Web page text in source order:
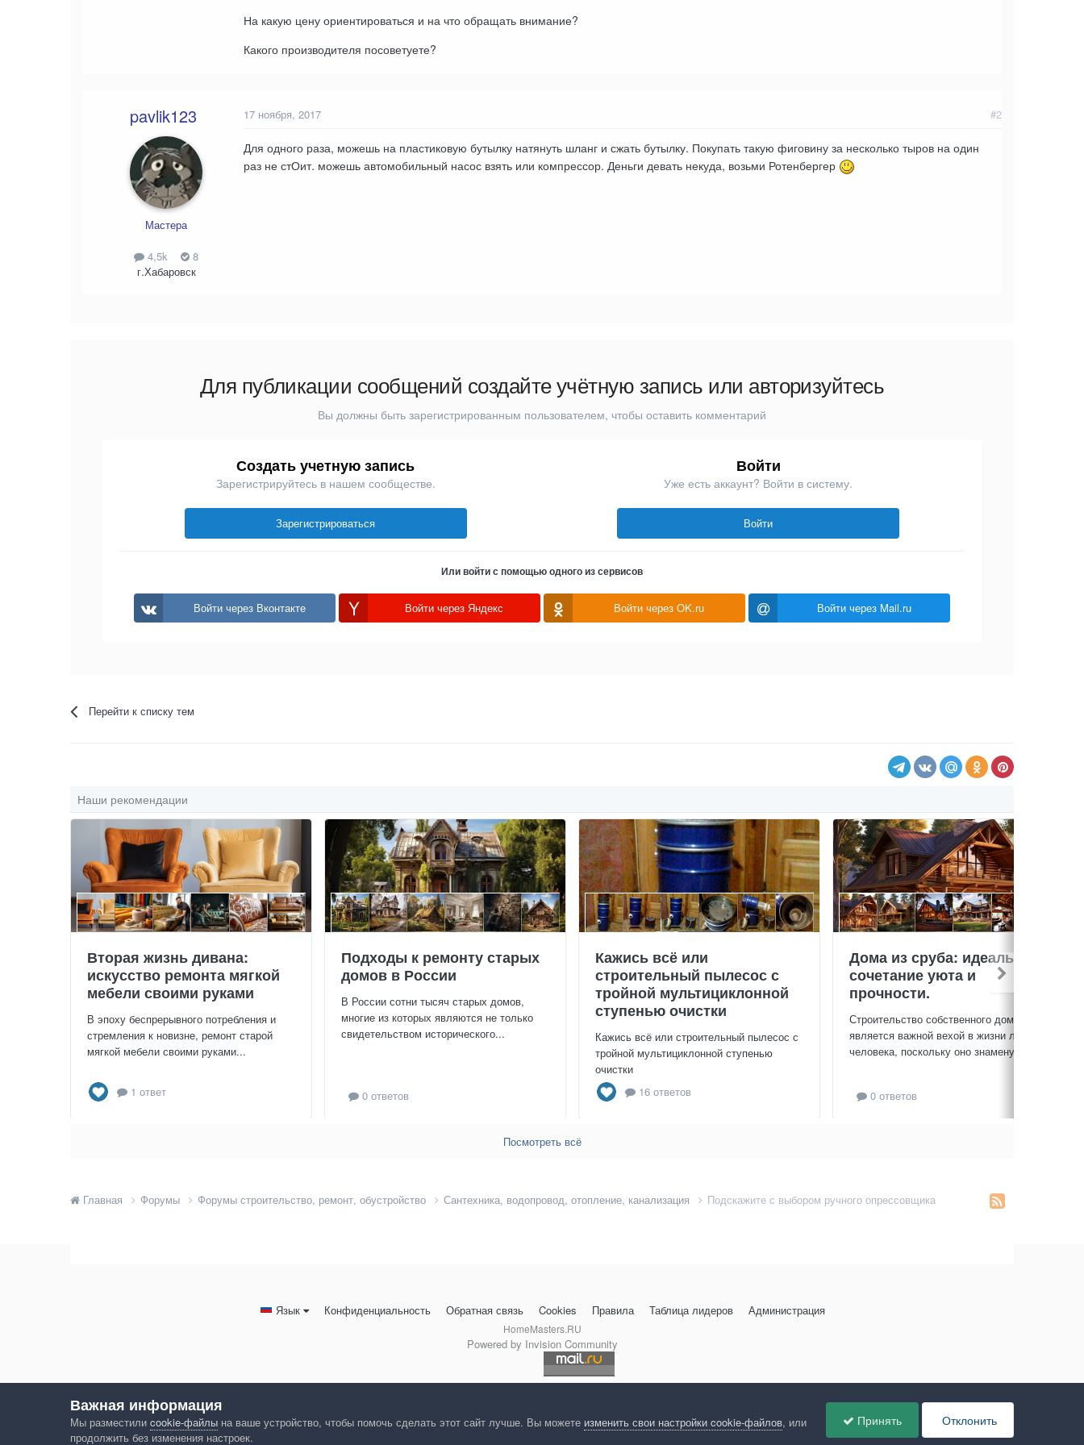
На какую цену ориентироваться и на что обращать внимание?
Какого производителя посоветуете?
pavlik123
Мастера
4,5k
8
г.Хабаровск
#2
17 ноября, 2017
Для одного раза, можешь на пластиковую бутылку натянуть шланг и сжать бутылку. Покупать такую фиговину за несколько тыров на один
раз не стОит. можешь автомобильный насос взять или компрессор. Деньги девать некуда, возьми Ротенбергер
Для публикации сообщений создайте учётную запись или авторизуйтесь
Вы должны быть зарегистрированным пользователем, чтобы оставить комментарий
Создать учетную запись
Зарегистрируйтесь в нашем сообществе.
Зарегистрироваться
Войти
Уже есть аккаунт? Войти в систему.
Войти
Или войти с помощью одного из сервисов
Войти через Вконтакте Войти через Яндекс Войти через OK.ru Войти через Mail.ru
Перейти к списку тем
Наши рекомендации
Вторая жизнь дивана:
искусство ремонта мягкой
мебели своими руками
В эпоху беспрерывного потребления и
стремления к новизне, ремонт старой
мягкой мебели своими руками...
1 ответ
Подходы к ремонту старых
домов в России
В России сотни тысяч старых домов,
многие из которых являются не только
свидетельством исторического...
0 ответов
Кажись всё или
строительный пылесос с
тройной мультициклонной
ступенью очистки
Кажись всё или строительный пылесос с
тройной мультициклонной ступенью
очистки
16 ответов
Дома из сруба: идеальное
сочетание уюта и
прочности.
Строительство собственного дома
является важной вехой в жизни любого
человека, поскольку оно знаменует...
0 ответов
Посмотреть всё
Главная Форумы Форумы строительство, ремонт, обустройство Сантехника, водопровод, отопление, канализация Подскажите с выбором ручного опрессовщика
Язык Конфиденциальность Обратная связь Cookies Правила Таблица лидеров Администрация
HomeMasters.RU
Powered by Invision Community
Важная информация
Мы разместили cookie-файлы на ваше устройство, чтобы помочь сделать этот сайт лучше. Вы можете изменить свои настройки cookie-файлов, или
продолжить без изменения настроек.
Принять Отклонить